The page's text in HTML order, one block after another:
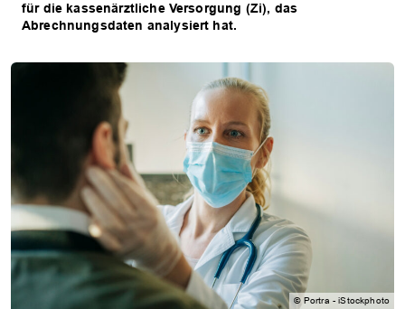
für die kassenärztliche Versorgung (Zi), das
Abrechnungsdaten analysiert hat.
© Portra - iStockphoto